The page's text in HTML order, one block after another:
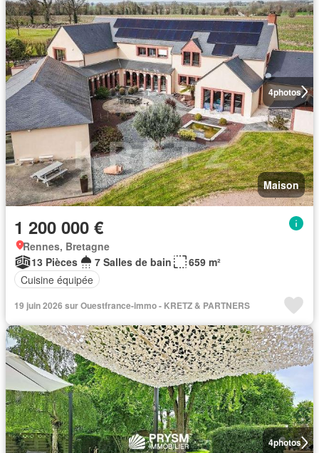
4photos
Maison
1 200 000 €
Rennes, Bretagne
13 Pièces
7 Salles de bain
659 m²
Cuisine équipée
19 juin 2026 sur Ouestfrance-immo - KRETZ & PARTNERS
4photos